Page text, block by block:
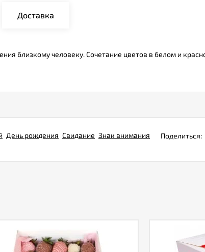
Доставка
близкому человеку. Сочетание цветов в белом и
Поделиться:
День рождения Свидание Знак внимания